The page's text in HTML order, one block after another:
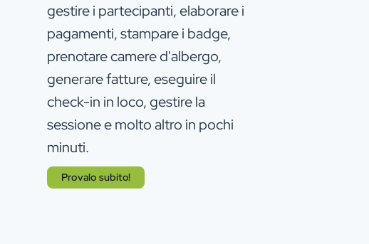
gestire i partecipanti, elaborare i
pagamenti, stampare i badge,
prenotare camere d'albergo,
generare fatture, eseguire il
check-in in loco, gestire la
sessione e molto altro in pochi
minuti.
Provalo subito!